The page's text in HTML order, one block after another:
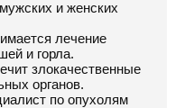
и женских
лечение
и горла.
злокачественные
органов.
по опухолям